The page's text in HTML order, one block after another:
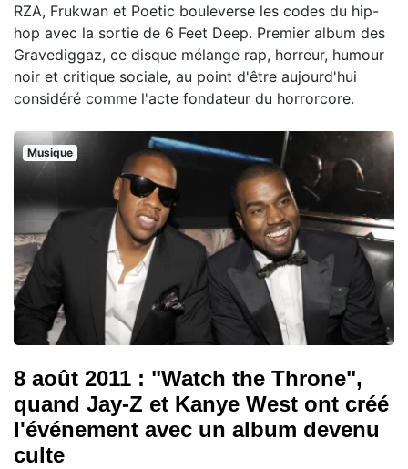
RZA, Frukwan et Poetic bouleverse les codes du hip-
hop avec la sortie de 6 Feet Deep. Premier album des
Gravediggaz, ce disque mélange rap, horreur, humour
noir et critique sociale, au point d'être aujourd'hui
considéré comme l'acte fondateur du horrorcore.
Musique
8 août 2011 : "Watch the Throne",
quand Jay-Z et Kanye West ont créé
l'événement avec un album devenu
culte